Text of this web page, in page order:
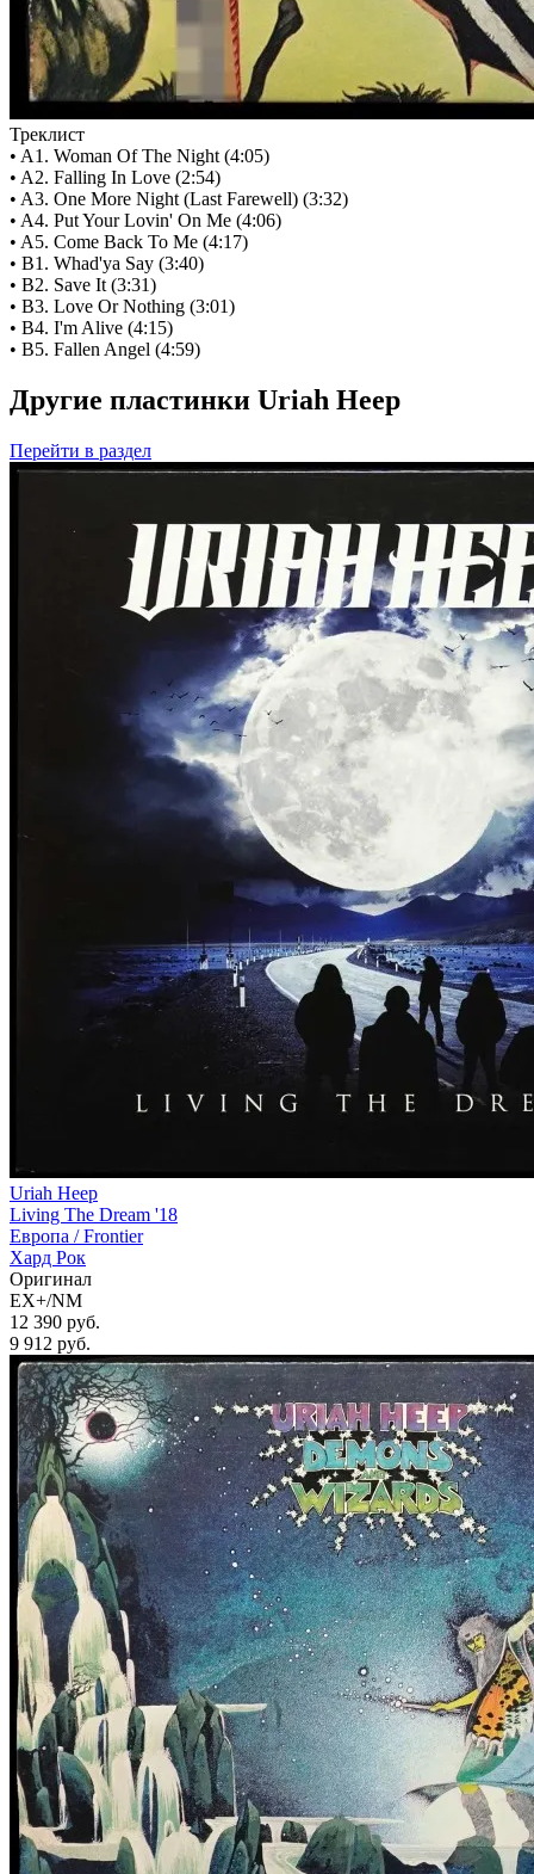
Треклист
• A1. Woman Of The Night (4:05)
• A2. Falling In Love (2:54)
• A3. One More Night (Last Farewell) (3:32)
• A4. Put Your Lovin' On Me (4:06)
• A5. Come Back To Me (4:17)
• B1. Whad'ya Say (3:40)
• B2. Save It (3:31)
• B3. Love Or Nothing (3:01)
• B4. I'm Alive (4:15)
• B5. Fallen Angel (4:59)
Другие пластинки Uriah Heep
Перейти в раздел
Uriah Heep
Living The Dream '18
Европа /Frontier
Хард Рок
Оригинал
EX+/NM
12 390 руб.
9 912 руб.